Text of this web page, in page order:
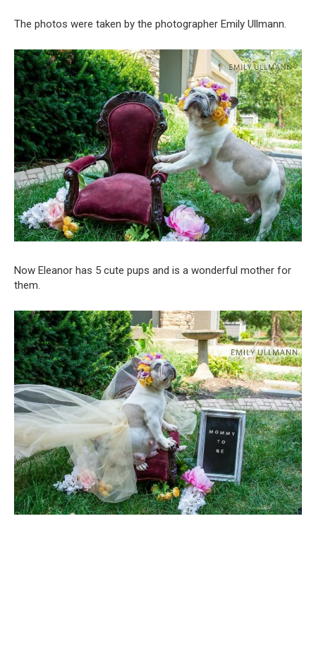
The photos were taken by the photographer Emily Ullmann.
Now Eleanor has 5 cute pups and is a wonderful mother for
them.